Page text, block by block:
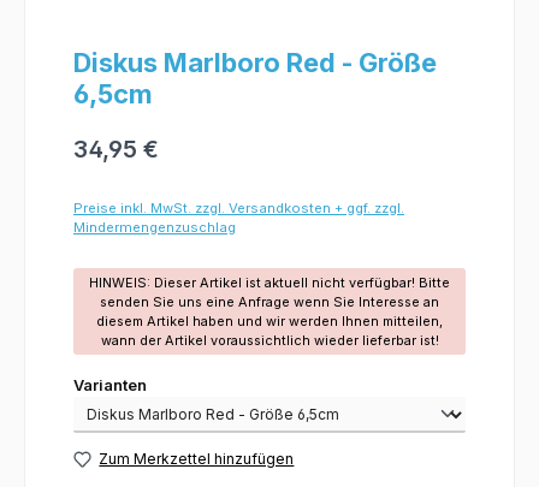
Diskus Marlboro Red - Größe
6,5cm
34,95 €
Preise inkl. MwSt. zzgl. Versandkosten + ggf. zzgl.
Mindermengenzuschlag
HINWEIS: Dieser Artikel ist aktuell nicht verfügbar! Bitte
senden Sie uns eine Anfrage wenn Sie Interesse an
diesem Artikel haben und wir werden Ihnen mitteilen,
wann der Artikel voraussichtlich wieder lieferbar ist!
Varianten
Varianten
Zum Merkzettel hinzufügen